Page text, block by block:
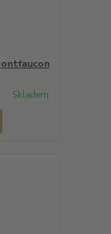
Skladem